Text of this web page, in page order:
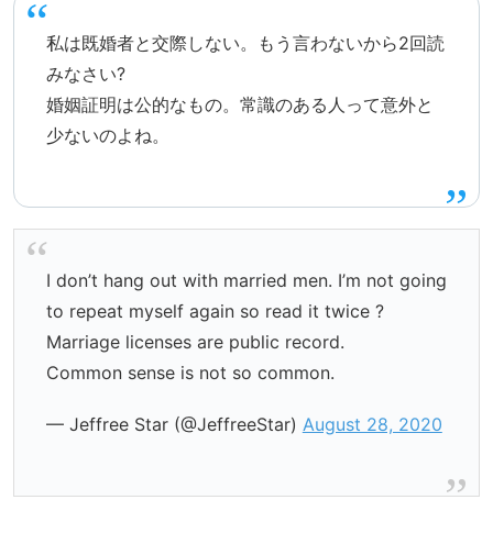
私は既婚者と交際しない。もう言わないから2回読
みなさい?
婚姻証明は公的なもの。常識のある人って意外と
少ないのよね。
I don’t hang out with married men. I’m not going
to repeat myself again so read it twice ?
Marriage licenses are public record.
Common sense is not so common.
— Jeffree Star (@JeffreeStar) August 28, 2020